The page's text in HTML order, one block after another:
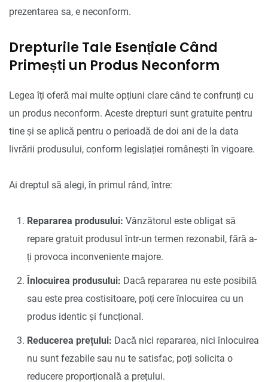
prezentarea sa, e neconform.
Drepturile Tale Esențiale Când
Primești un Produs Neconform
Legea îți oferă mai multe opțiuni clare când te confrunți cu
un produs neconform. Aceste drepturi sunt gratuite pentru
tine și se aplică pentru o perioadă de doi ani de la data
livrării produsului, conform legislației românești în vigoare.
Ai dreptul să alegi, în primul rând, între:
Repararea produsului: Vânzătorul este obligat să
repare gratuit produsul într-un termen rezonabil, fără a-
ți provoca inconveniente majore.
Înlocuirea produsului: Dacă repararea nu este posibilă
sau este prea costisitoare, poți cere înlocuirea cu un
produs identic și funcțional.
Reducerea prețului: Dacă nici repararea, nici înlocuirea
nu sunt fezabile sau nu te satisfac, poți solicita o
reducere proporțională a prețului.